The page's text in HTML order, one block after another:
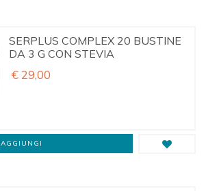
SERPLUS COMPLEX 20 BUSTINE
DA 3 G CON STEVIA
€ 29,00
AGGIUNGI